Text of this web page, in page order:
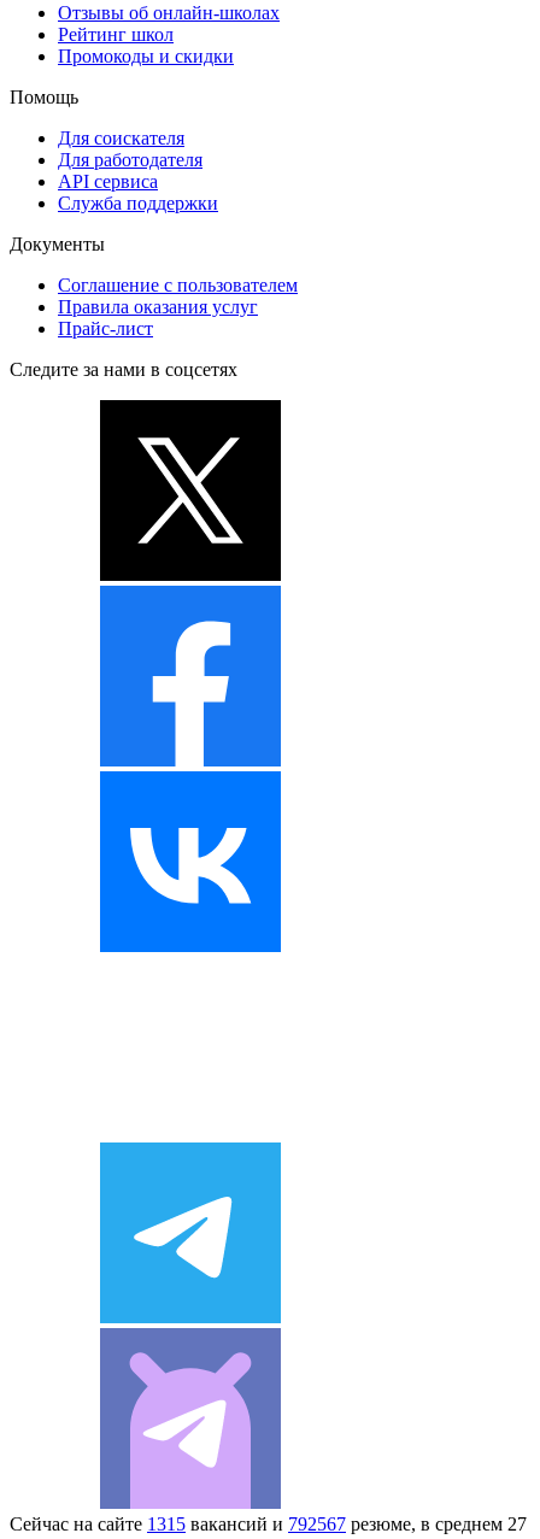
Отзывы об онлайн-школах
Рейтинг школ
Промокоды и скидки
Помощь
Для соискателя
Для работодателя
API сервиса
Служба поддержки
Документы
Соглашение с пользователем
Правила оказания услуг
Прайс-лист
Следите за нами в соцсетях
Сейчас на сайте 1315 вакансий и 792567 резюме, в среднем 27